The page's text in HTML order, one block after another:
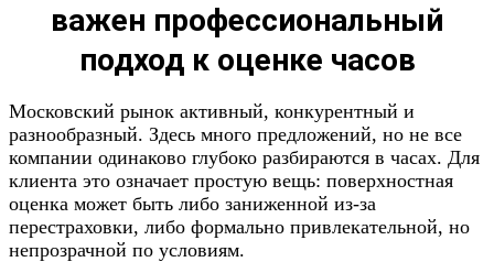
важен профессиональный
подход к оценке часов
Московский рынок активный, конкурентный и
разнообразный. Здесь много предложений, но не все
компании одинаково глубоко разбираются в часах. Для
клиента это означает простую вещь: поверхностная
оценка может быть либо заниженной из-за
перестраховки, либо формально привлекательной, но
непрозрачной по условиям.